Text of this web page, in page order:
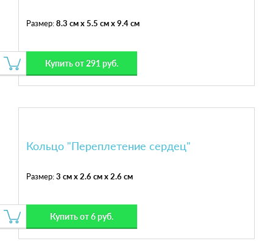
Размер:8.3 см x 5.5 см x 9.4 см
Купить от 291 руб.
Кольцо "Переплетение сердец"
Размер:3 см x 2.6 см x 2.6 см
Купить от 6 руб.